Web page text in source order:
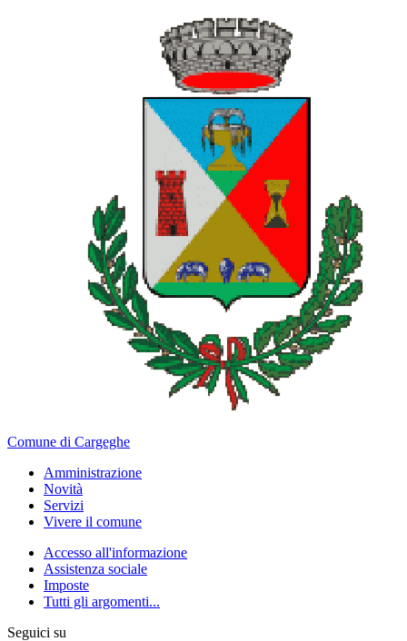
Comune di Cargeghe
Amministrazione
Novità
Servizi
Vivere il comune
Accesso all'informazione
Assistenza sociale
Imposte
Tutti gli argomenti...
Seguici su